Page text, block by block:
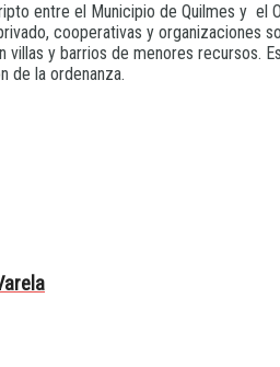
entre el Municipio de Quilmes y el
cooperativas y organizaciones
y barrios de menores
de la ordenanza.